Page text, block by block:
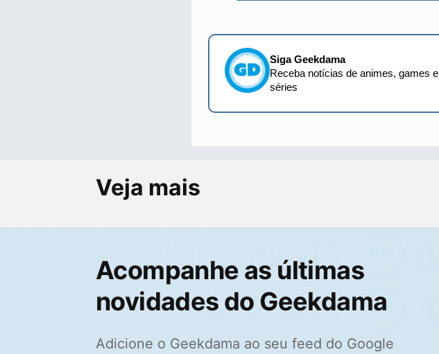
Siga Geekdama
Receba notícias de animes, games e
séries
Veja mais
Acompanhe as últimas
novidades do Geekdama
Adicione o Geekdama ao seu feed do Google